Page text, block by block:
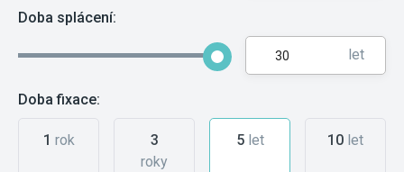
Doba splácení:
let
Doba fixace:
1 rok
3
roky
5let 10 let